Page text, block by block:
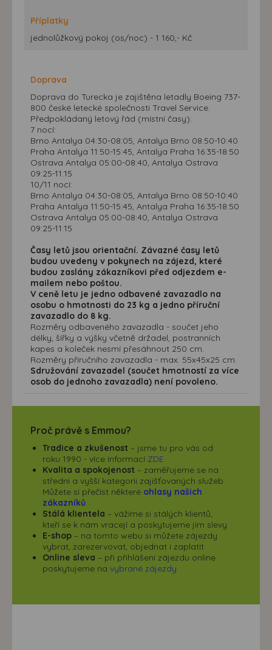
Příplatky
jednolůžkový pokoj (os/noc) - 1 160,- Kč
Doprava
Doprava do Turecka je zajištěna letadly Boeing 737-
800 české letecké společnosti Travel Service.
Předpokládaný letový řád (místní časy):
7 nocí:
Brno Antalya 04:30-08:05, Antalya Brno 08:50-10:40
Praha Antalya 11:50-15:45, Antalya Praha 16:35-18:50
Ostrava Antalya 05:00-08:40, Antalya Ostrava
09:25-11:15
10/11 nocí:
Brno Antalya 04:30-08:05, Antalya Brno 08:50-10:40
Praha Antalya 11:50-15:45, Antalya Praha 16:35-18:50
Ostrava Antalya 05:00-08:40, Antalya Ostrava
09:25-11:15
Časy letů jsou orientační. Závazné časy letů
budou uvedeny v pokynech na zájezd, které
budou zaslány zákazníkovi před odjezdem e-
mailem nebo poštou.
V ceně letu je jedno odbavené zavazadlo na
osobu o hmotnosti do 23 kg a jedno příruční
zavazadlo do 8 kg.
Rozměry odbaveného zavazadla - součet jeho
délky, šířky a výšky včetně držadel, postranních
kapes a koleček nesmí přesáhnout 250 cm.
Rozměry příručního zavazadla - max. 55x45x25 cm.
Sdružování zavazadel (součet hmotností za více
osob do jednoho zavazadla) není povoleno.
Proč právě s Emmou?
Tradice a zkušenost – jsme tu pro vás od
roku 1990 - více informací ZDE
Kvalita a spokojenost – zaměřujeme se na
střední a vyšší kategorii zajišťovaných služeb.
Můžete si přečíst některé ohlasy našich
zákazníků.
Stálá klientela – vážíme si stálých klientů,
kteří se k nám vracejí a poskytujeme jim slevy
E-shop – na tomto webu si můžete zájezdy
vybrat, zarezervovat, objednat i zaplatit
Online sleva – při přihlášení zájezdu online
poskytujeme na vybrané zájezdy